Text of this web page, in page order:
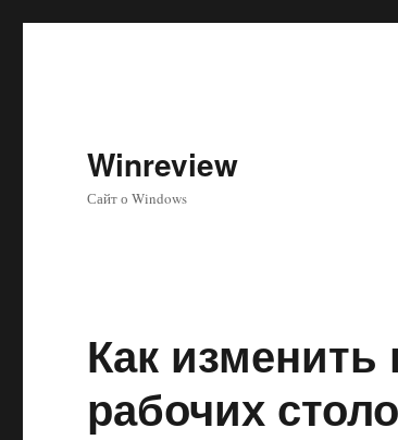
Winreview
Сайт о Windows
Как
рабочих